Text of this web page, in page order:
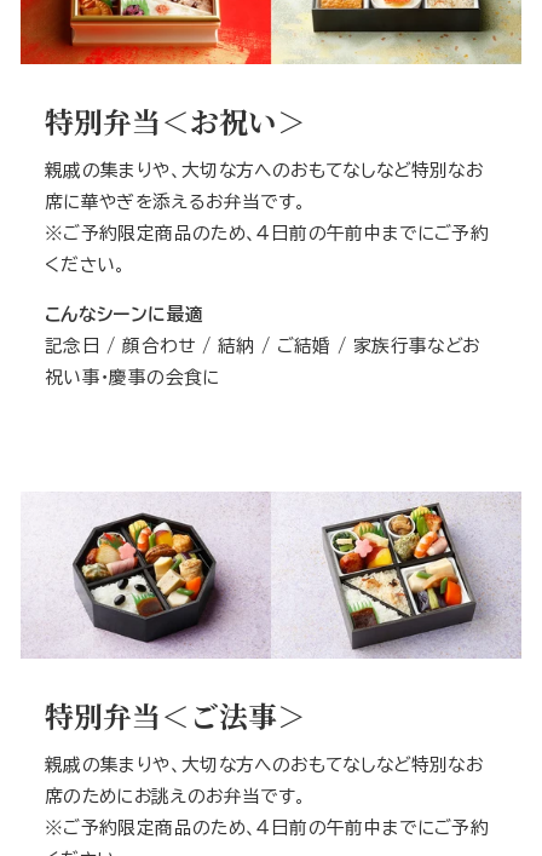
特別弁当＜お祝い＞
親戚の集まりや、大切な方へのおもてなしなど特別なお
席に華やぎを添えるお弁当です。
※ご予約限定商品のため、４日前の午前中までにご予約
ください。
こんなシーンに最適
記念日 / 顔合わせ / 結納 / ご結婚 / 家族行事などお
祝い事・慶事の会食に
特別弁当＜ご法事＞
親戚の集まりや、大切な方へのおもてなしなど特別なお
席のためにお誂えのお弁当です。
※ご予約限定商品のため、４日前の午前中までにご予約